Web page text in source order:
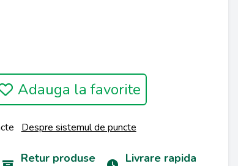
Adauga la favorite
Despre sistemul de puncte
Retur produse Livrare rapida